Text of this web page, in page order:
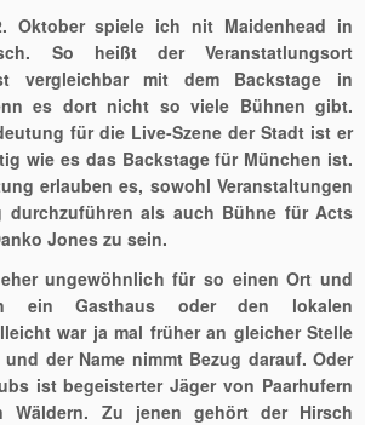
Oktober spiele ich nit Maidenhead in
So heißt der Veranstatlungsort
vergleichbar mit dem Backstage in
es dort nicht so viele Bühnen gibt.
für die Live-Szene der Stadt ist er
wie es das Backstage für München ist.
erlauben es, sowohl Veranstaltungen
durchzuführen als auch Bühne für Acts
Jones zu sein.
ungewöhnlich für so einen Ort und
ein Gasthaus oder den lokalen
war ja mal früher an gleicher Stelle
der Name nimmt Bezug darauf. Oder
ist begeisterter Jäger von Paarhufern
Wäldern. Zu jenen gehört der Hirsch